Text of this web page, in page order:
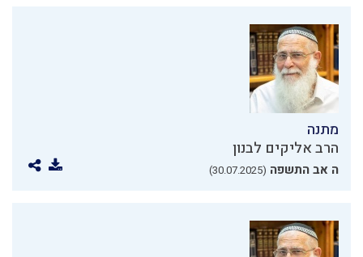
מתנה
הרב אליקים לבנון
ה אב התשפה (30.07.2025)